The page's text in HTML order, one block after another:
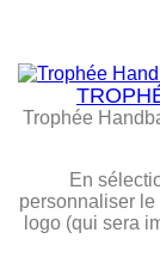
Trophée
En
personnaliser le
logo (qui sera